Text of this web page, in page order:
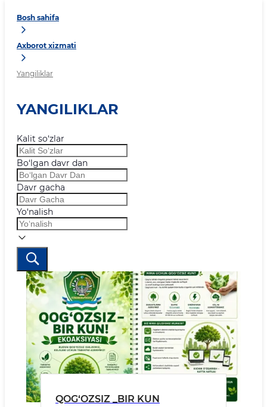
Bosh sahifa
Axborot xizmati
Yangiliklar
YANGILIKLAR
Kalit so‘zlar
Bo‘lgan davr dan
Davr gacha
Yo‘nalish
QOG‘OZSIZ _BIR KUN